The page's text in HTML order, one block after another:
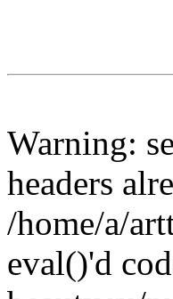
Warning:
headers
/home/a/
eval()'d